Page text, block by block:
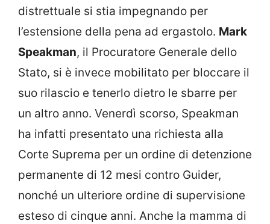
distrettuale si stia impegnando per
l’estensione della pena ad ergastolo. Mark
Speakman, il Procuratore Generale dello
Stato, si è invece mobilitato per bloccare il
suo rilascio e tenerlo dietro le sbarre per
un altro anno. Venerdì scorso, Speakman
ha infatti presentato una richiesta alla
Corte Suprema per un ordine di detenzione
permanente di 12 mesi contro Guider,
nonché un ulteriore ordine di supervisione
esteso di cinque anni. Anche la mamma di